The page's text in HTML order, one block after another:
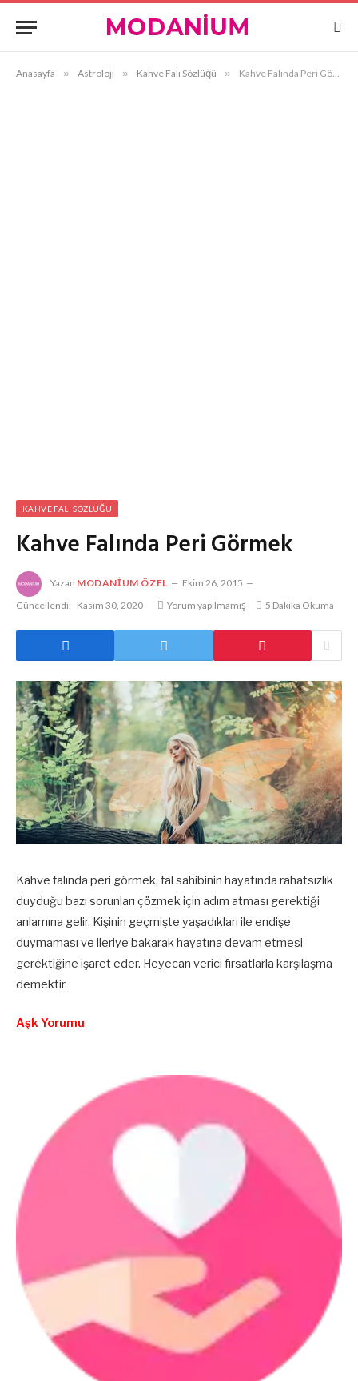
Anasayfa » Astroloji » Kahve Falı Sözlüğü » Kahve Falında Peri Görmek
KAHVE FALI SÖZLÜĞÜ
Kahve Falında Peri Görmek
Yazan MODANIUM ÖZEL
Ekim 26, 2015
Güncellendi: Kasım 30, 2020 Yorum yapılmamış 5 Dakika Okuma
Kahve falında peri görmek, fal sahibinin hayatında rahatsızlık
duyduğu bazı sorunları çözmek için adım atması gerektiği
anlamına gelir. Kişinin geçmişte yaşadıkları ile endişe
duymaması ve ileriye bakarak hayatına devam etmesi
gerektiğine işaret eder. Heyecan verici fırsatlarla karşılaşma
demektir.
Aşk Yorumu